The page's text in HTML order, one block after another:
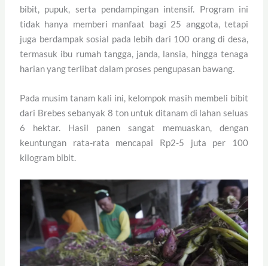
bibit, pupuk, serta pendampingan intensif. Program ini
tidak hanya memberi manfaat bagi 25 anggota, tetapi
juga berdampak sosial pada lebih dari 100 orang di desa,
termasuk ibu rumah tangga, janda, lansia, hingga tenaga
harian yang terlibat dalam proses pengupasan bawang.
Pada musim tanam kali ini, kelompok masih membeli bibit
dari Brebes sebanyak 8 ton untuk ditanam di lahan seluas
6 hektar. Hasil panen sangat memuaskan, dengan
keuntungan rata-rata mencapai Rp2-5 juta per 100
kilogram bibit.